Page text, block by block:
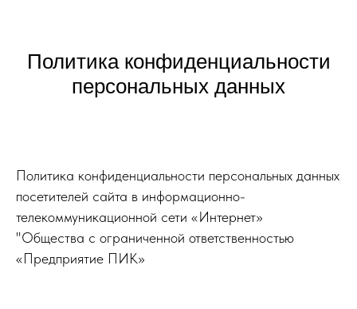
Политика конфиденциальности
персональных данных
Политика конфиденциальности персональных данных
посетителей сайта в информационно-
телекоммуникационной сети «Интернет»
"Общества с ограниченной ответственностью
«Предприятие ПИК»